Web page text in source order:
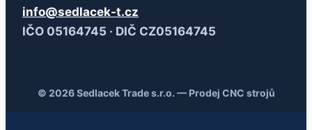
info@sedlacek-t.cz
IČO 05164745 · DIČ CZ05164745
© 2026 Sedlacek Trade s.r.o. — Prodej CNC strojů